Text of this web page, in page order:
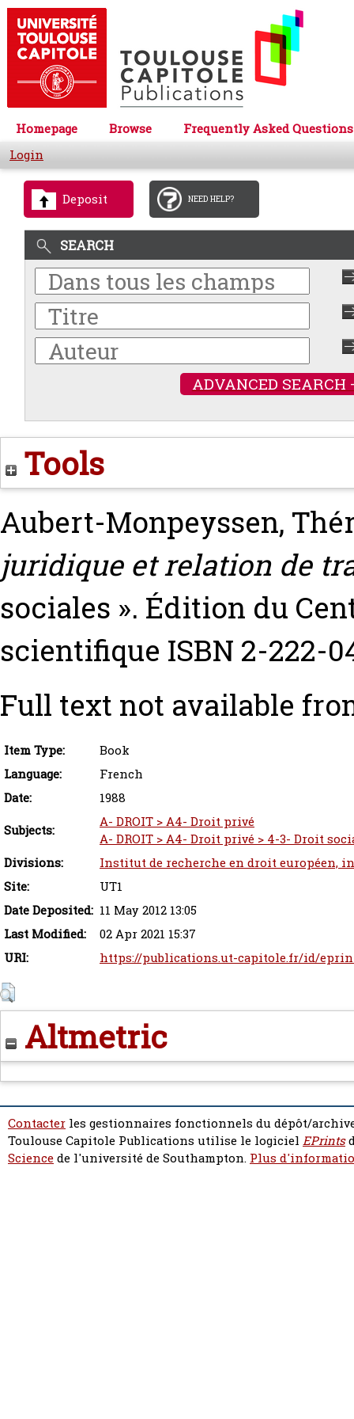
Homepage Browse
Frequently Asked Questions
Login
Deposit NEED HELP?
SEARCH
ADVANCED SEARCH
Tools
Aubert-Monpeyssen,
juridique et relation de
sociales ». Édition du
scientifique ISBN 2-222-
Full text not available
Item Type:
Book
Language:
French
Date:
1988
Subjects:
A- DROIT > A4- Droit privé
A- DROIT > A4- Droit privé > 4-3- Droit
Divisions:
Institut de recherche en droit européen,
Site:
UT1
Date Deposited: 11 May 2012 13:05
Last Modified:
02 Apr 2021 15:37
URI:
https://publications.ut-capitole.fr/id/
Altmetric
Contacter les gestionnaires fonctionnels du dépôt/
Toulouse Capitole Publications utilise le logiciel EPrints
Sciencede l'université de Southampton. Plus